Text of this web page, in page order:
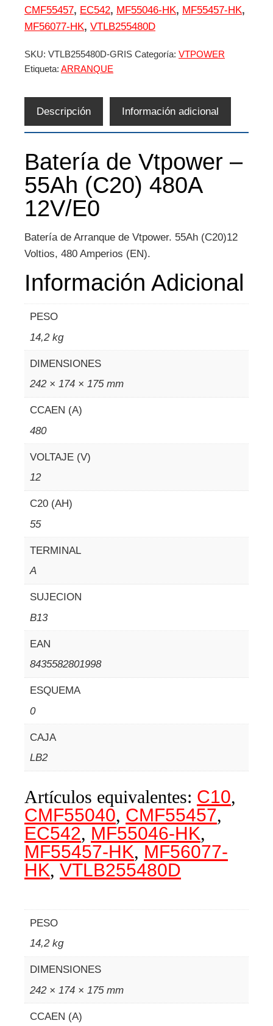
CMF55457, EC542, MF55046-HK, MF55457-HK,
MF56077-HK, VTLB255480D
SKU: VTLB255480D-GRIS Categoría: VTPOWER
Etiqueta: ARRANQUE
Descripción Información adicional
Batería de Vtpower –
55Ah (C20) 480A
12V/E0
Batería de Arranque de Vtpower. 55Ah (C20)12
Voltios, 480 Amperios (EN).
Información Adicional
PESO
14,2 kg
DIMENSIONES
242 × 174 × 175 mm
CCAEN (A)
480
VOLTAJE (V)
12
C20 (AH)
55
TERMINAL
A
SUJECION
B13
EAN
8435582801998
ESQUEMA
0
CAJA
LB2
Artículos equivalentes: C10,
CMF55040, CMF55457,
EC542, MF55046-HK,
MF55457-HK, MF56077-
HK, VTLB255480D
PESO
14,2 kg
DIMENSIONES
242 × 174 × 175 mm
CCAEN (A)